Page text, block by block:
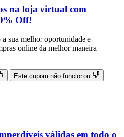
na loja virtual com
Off!
sua melhor oportunidade e
online da melhor maneira
Este cupom não funcionou
válidas em todo o